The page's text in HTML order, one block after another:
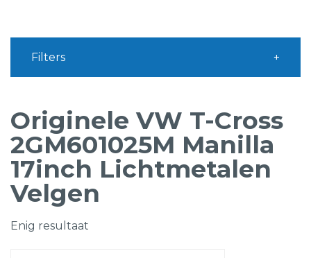
Originele VW T-Cross
2GM601025M Manilla
17inch Lichtmetalen
Velgen
Enig resultaat
Filters